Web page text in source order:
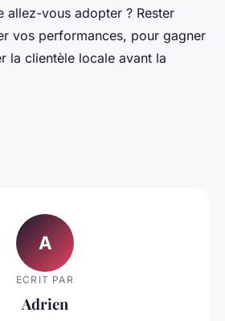
allez-vous adopter ? Rester
vos performances, pour gagner
la clientèle locale avant la
A
ECRIT PAR
Adrien